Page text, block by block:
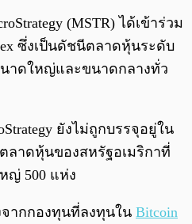
(MSTR) ได้เข้าร่วม
ซึ่งเป็นดัชนีตลาดหุ้นระดับ
าดใหญ่และขนาดกลางทั่ว
ยังไม่ถูกบรรจุอยู่ใน
ลาดหุ้นของสหรัฐอเมริกาที่
ญ่ 500 แห่ง
ากกองทุนที่ลงทุนใน Bitcoin